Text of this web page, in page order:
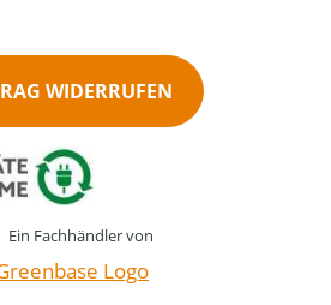
WIDERRUFEN
Ein Fachhändler von